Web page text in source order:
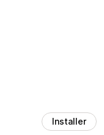
Installer